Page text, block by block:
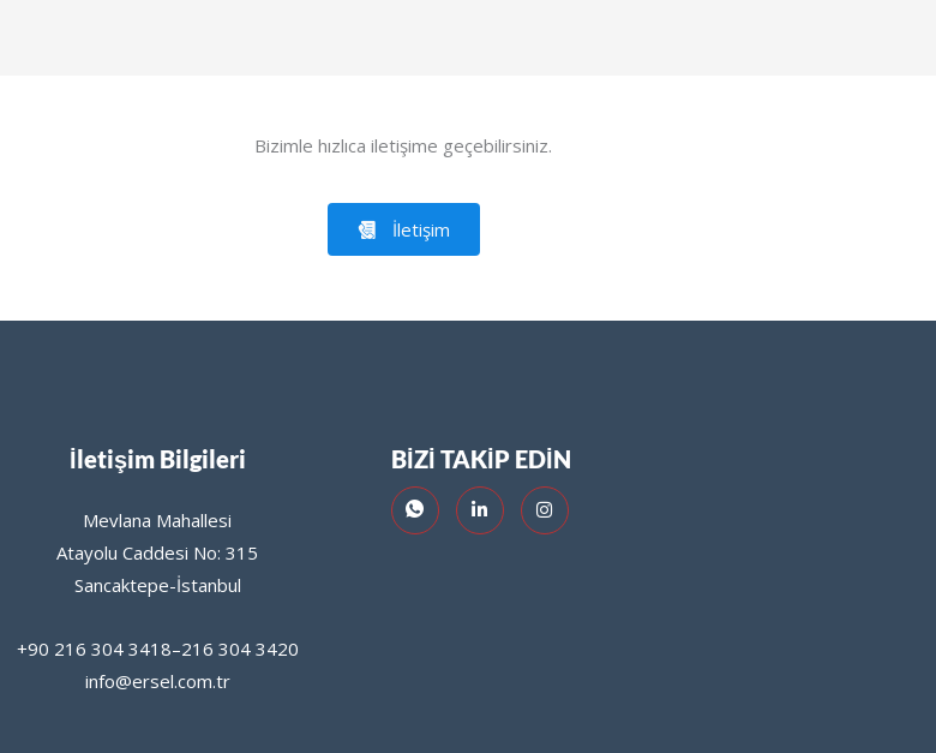
Bizimle hızlıca iletişime geçebilirsiniz.
İletişim
İletişim Bilgileri
Mevlana Mahallesi
Atayolu Caddesi No: 315
Sancaktepe-İstanbul
+90 216 304 3418–216 304 3420
info@ersel.com.tr
BİZİ TAKİP EDİN